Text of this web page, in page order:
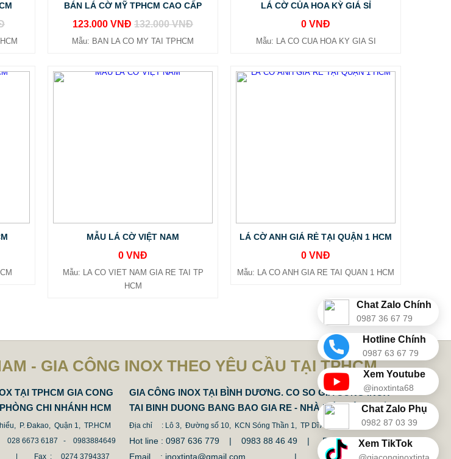
Chat Zalo Chính
0987 36 67 79
Hotline Chính
0987 63 67 79
Xem Youtube
@inoxtinta68
Chat Zalo Phụ
0982 87 03 39
Xem TikTok
@giaconginoxtinta
BÁN LÁ CỜ MỸ TPHCM CAO CẤP
123.000 VNĐ 132.000 VNĐ
Mẫu: BAN LA CO MY TAI TPHCM
LÁ CỜ CỦA HOA KỲ GIÁ SỈ
0 VNĐ
Mẫu: LA CO CUA HOA KY GIA SI
MẪU LÁ CỜ VIỆT NAM
0 VNĐ
Mẫu: LA CO VIET NAM GIA RE TAI TP
HCM
LÁ CỜ ANH GIÁ RẺ TẠI QUẬN 1 HCM
0 VNĐ
Mẫu: LA CO ANH GIA RE TAI QUAN 1 HCM
- GIA CÔNG INOX THEO YÊU CẦU TẠI TPHCM
TẠI TPHCM GIA CONG
CHI NHÁNH HCM
P. Đakao, Quận 1, TP.HCM
028 6673 6187 -
0983884649
| Fax : 0274 3794337
GIA CÔNG INOX TẠI BÌNH DƯƠNG. CO SO GIA CONG INOX
TAI BINH DUONG BANG BAO GIA RE - NHÀ MÁY SẢN XUẤT
Địa chỉ : Lô 3, Đường số 10, KCN Sóng Thần 1, TP Dĩ An, Tỉnh Bình Duong.
Hot line : 0987 636 779 | 0983 88 46 49 |
Fax: 0274.3794337
Email : inoxtinta@gmail.com | tinta@tinta.vn